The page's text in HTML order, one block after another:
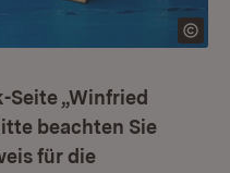
Seite „Winfried
beachten Sie
für die